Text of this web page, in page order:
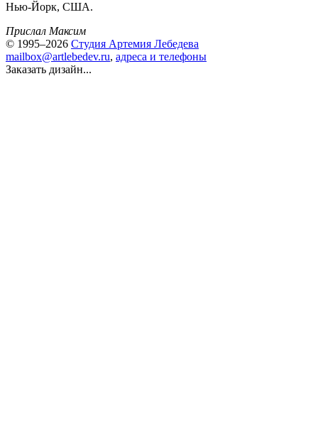
Нью-Йорк, США.
Прислал Максим
© 1995–2026 Студия Артемия Лебедева
mailbox@artlebedev.ru, адреса и телефоны
Заказать дизайн...